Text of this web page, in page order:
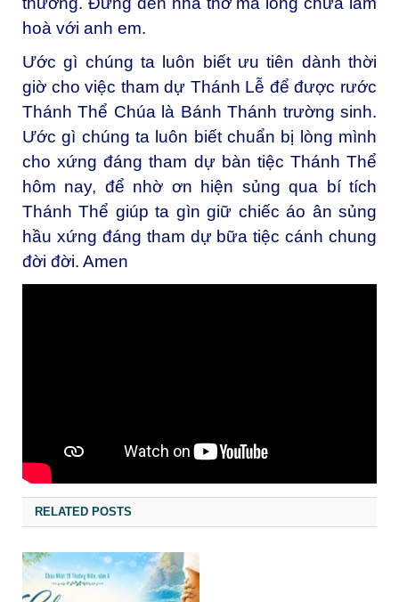
hoà với anh em.
Ước gì chúng ta luôn biết ưu tiên dành thời
giờ cho việc tham dự Thánh Lễ để được rước
Thánh Thể Chúa là Bánh Thánh trường sinh.
Ước gì chúng ta luôn biết chuẩn bị lòng mình
cho xứng đáng tham dự bàn tiệc Thánh Thể
hôm nay, để nhờ ơn hiện sủng qua bí tích
Thánh Thể giúp ta gìn giữ chiếc áo ân sủng
hầu xứng đáng tham dự bữa tiệc cánh chung
đời đời. Amen
RELATED POSTS